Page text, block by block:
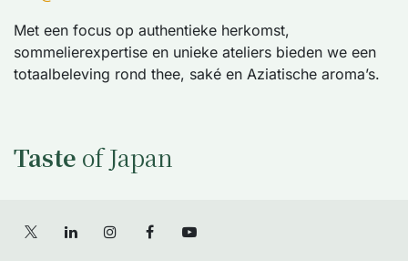
Met een focus op authentieke herkomst,
sommelierexpertise en unieke ateliers bieden we een
totaalbeleving rond thee, saké en Aziatische aroma’s.
Taste of Japan